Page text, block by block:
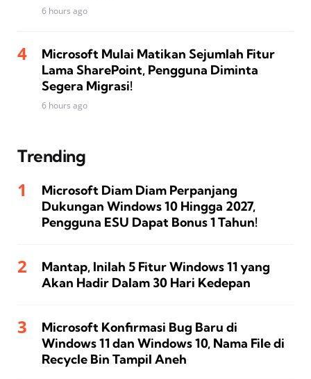
6 hours ago
Microsoft Mulai Matikan Sejumlah Fitur
Lama SharePoint, Pengguna Diminta
Segera Migrasi!
6 hours ago
Trending
Microsoft Diam Diam Perpanjang
Dukungan Windows 10 Hingga 2027,
Pengguna ESU Dapat Bonus 1 Tahun!
Mantap, Inilah 5 Fitur Windows 11 yang
Akan Hadir Dalam 30 Hari Kedepan
Microsoft Konfirmasi Bug Baru di
Windows 11 dan Windows 10, Nama File di
Recycle Bin Tampil Aneh